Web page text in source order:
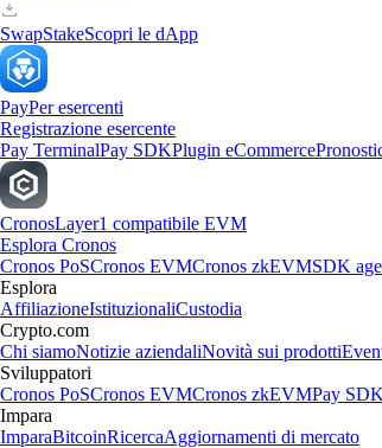
SwapStakeScopri le dApp
PayPer esercenti
Registrazione esercente
Pay TerminalPay SDKPlugin eCommerce
CronosLayer1 compatibile EVM
Esplora Cronos
Cronos PoSCronos EVMCronos zkEVMSDK
Esplora
AffiliazioneIstituzionaliCustodia
Crypto.com
Chi siamoNotizie aziendaliNovità sui prodotti
Sviluppatori
Cronos PoSCronos EVMCronos zkEVMPay SDK
Impara
ImparaBitcoinRicercaAggiornamenti di mercato